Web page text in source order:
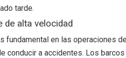
tarde.
de alta velocidad
fundamental en las operaciones
conducir a accidentes. Los